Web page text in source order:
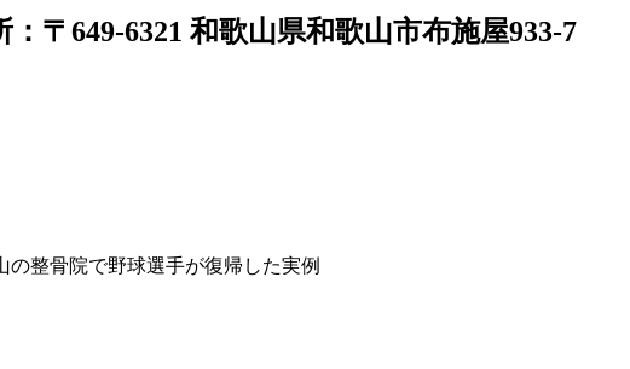
：〒649-6321 和歌山県和歌山市布施屋933-7
の整骨院で野球選手が復帰した実例